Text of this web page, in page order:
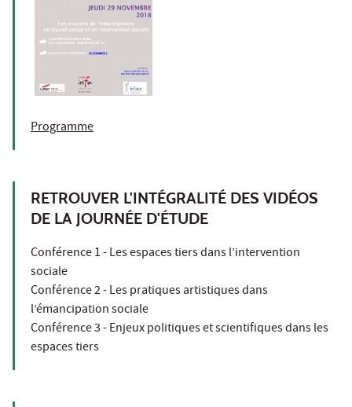
Programme
RETROUVER L'INTÉGRALITÉ DES VIDÉOS
DE LA JOURNÉE D'ÉTUDE
Conférence 1 - Les espaces tiers dans l’intervention
sociale
Conférence 2 - Les pratiques artistiques dans
l’émancipation sociale
Conférence 3 - Enjeux politiques et scientifiques dans les
espaces tiers